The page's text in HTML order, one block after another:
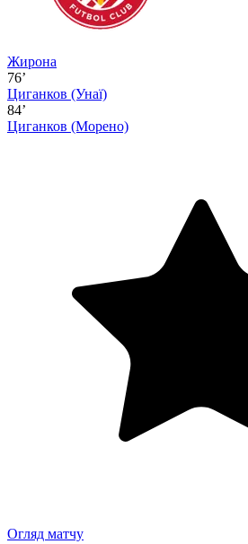
Жирона
76’
Циганков (Унаї)
84’
Циганков (Морено)
Огляд матчу